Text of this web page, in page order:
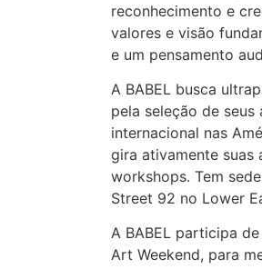
reconhecimento e
valores e visão
e um pensamento
A BABEL busca
pela seleção de
internacional nas
gira ativamente suas
workshops. Tem
Street 92 no Lower
A BABEL participa
Art Weekend, para